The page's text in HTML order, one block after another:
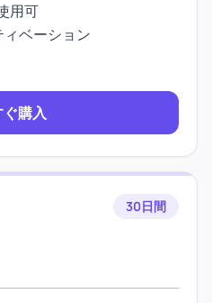
用可
ベーション
購入
30日間